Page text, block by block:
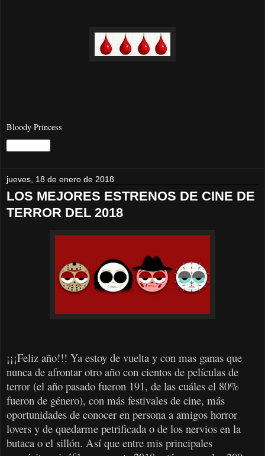
Bloody Princess
jueves, 18 de enero de 2018
LOS MEJORES ESTRENOS DE CINE DE
TERROR DEL 2018
¡¡¡Feliz año!!! Ya estoy de vuelta y con mas ganas que
nunca de afrontar otro año con cientos de películas de
terror (el año pasado fueron 191, de las cuáles el 80%
fueron de género), con más festivales de cine, más
oportunidades de conocer en persona a amigos horror
lovers y de quedarme petrificada o de los nervios en la
butaca o el sillón. Así que entre mis principales